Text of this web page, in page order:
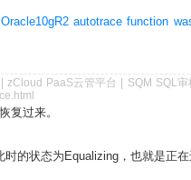
Oracle10gR2 autotrace function
zCloud PaaS云管平台 SQM SQL审
复过来。
的状态为Equalizing，也就是正